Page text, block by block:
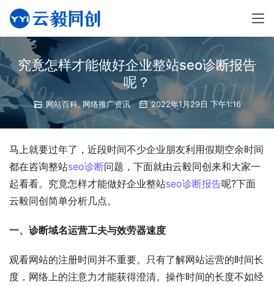
究竟怎样才能做好企业整站seo诊断报告
呢？
网站百科,网络推广资讯 2022年1月29日 下午1:16
马上就要过年了，近段时间不少企业朋友利用假期空余时间
都在咨询整站seo诊断问题，下面就由云毅同创来和大家一
起看看。究竟怎样才能做好企业整站seo诊断报告呢?下面
云毅同创简单分析几点。
一、诊断域名运营工夫与效劳器速度
观看网站的注册时间并不重要。只有了解网站运营的时间长
度，网络上的注意力才能获得澄清。操作时间的长度不如经